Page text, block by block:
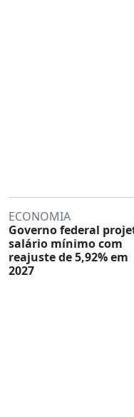
ECONOMIA
Governo federal
salário mínimo com
reajuste de 5,92% em
2027